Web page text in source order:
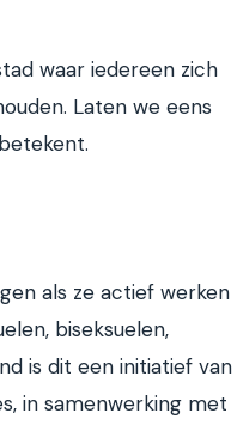
waar iedereen zich
Laten we eens
als ze actief werken
biseksuelen,
is dit een initiatief van
in samenwerking met